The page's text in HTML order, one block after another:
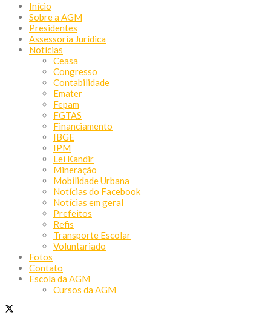
Início
Sobre a AGM
Presidentes
Assessoria Jurídica
Notícias
Ceasa
Congresso
Contabilidade
Emater
Fepam
FGTAS
Financiamento
IBGE
IPM
Lei Kandir
Mineração
Mobilidade Urbana
Notícias do Facebook
Notícias em geral
Prefeitos
Refis
Transporte Escolar
Voluntariado
Fotos
Contato
Escola da AGM
Cursos da AGM